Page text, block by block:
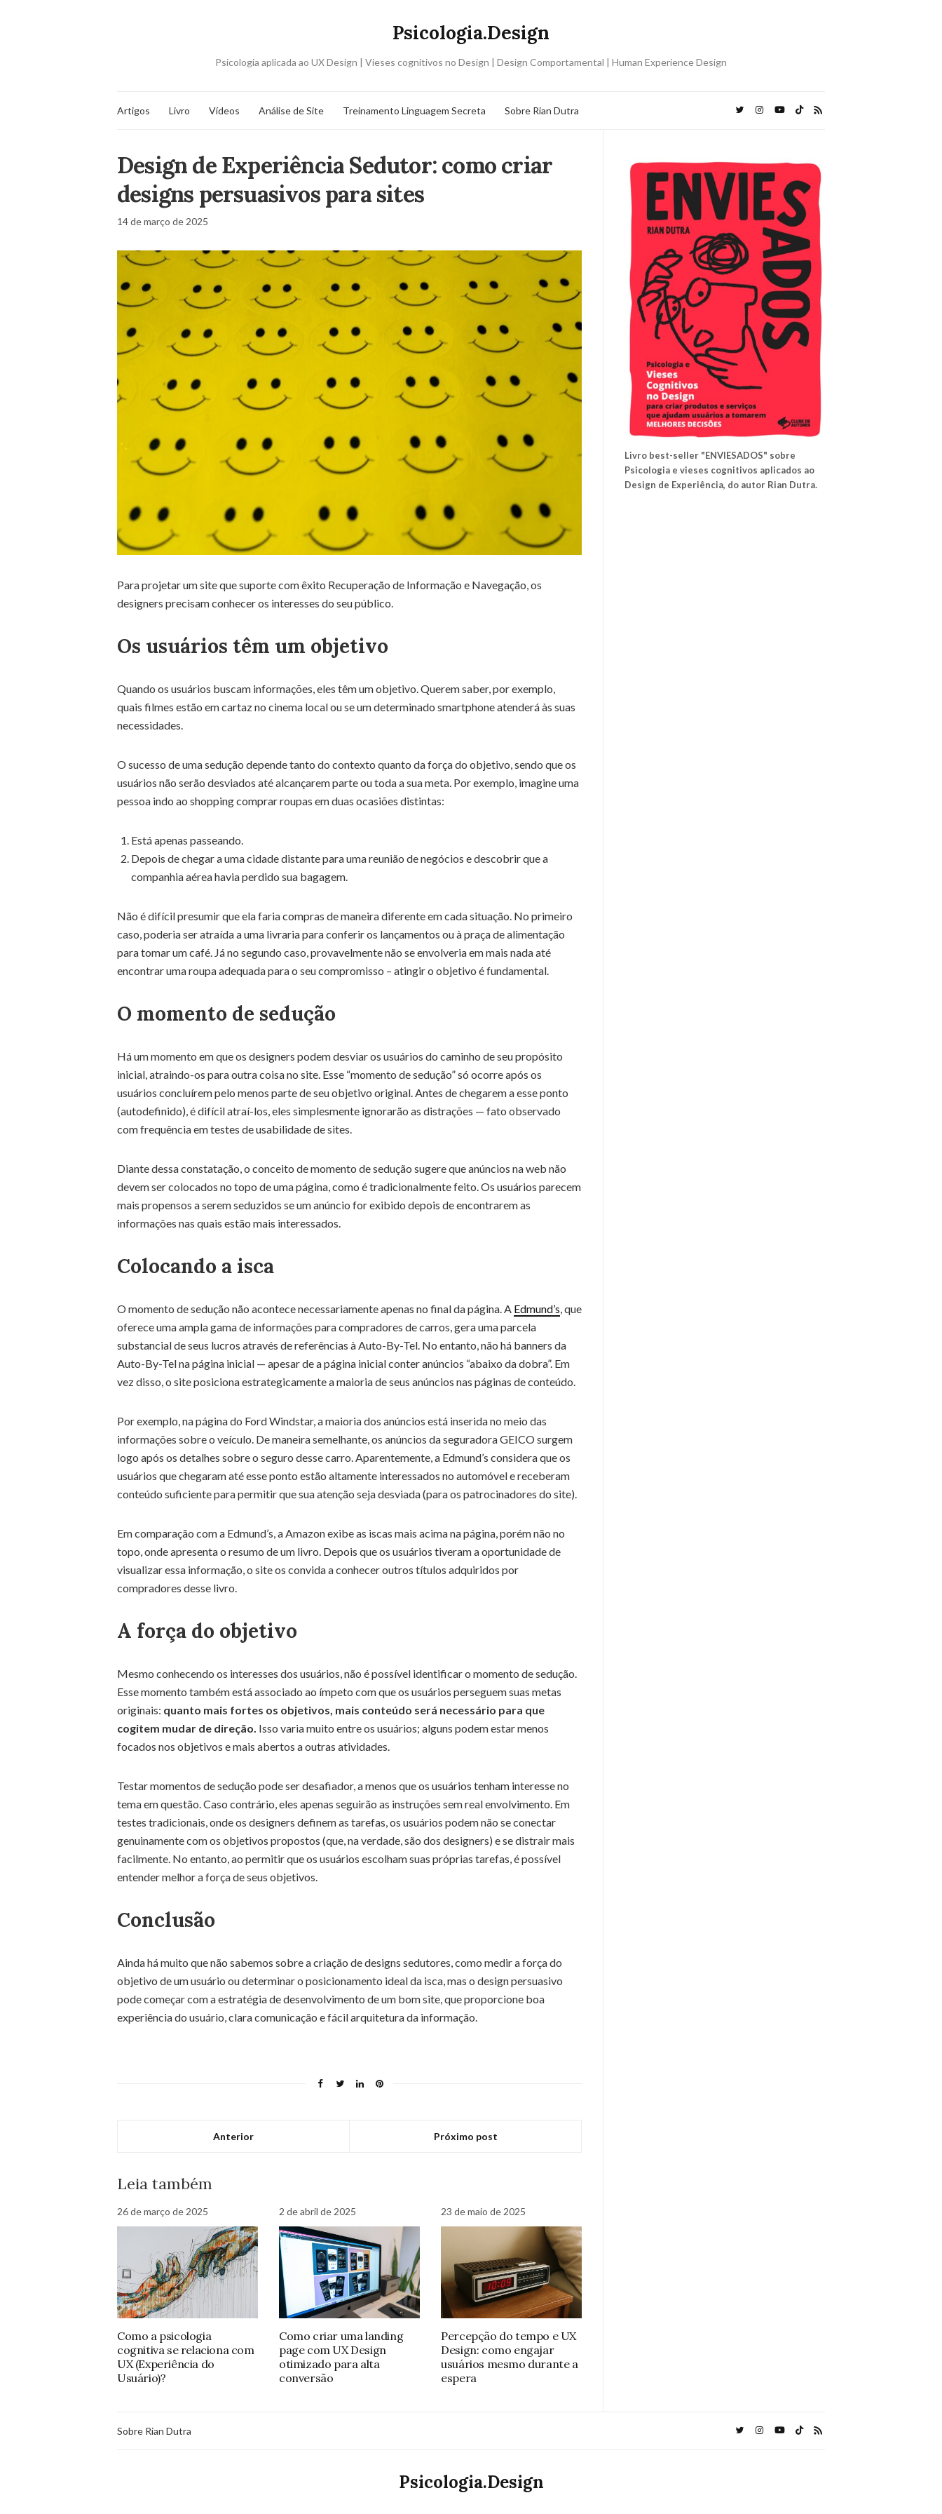
Psicologia.Design
Psicologia aplicada ao UX Design | Vieses cognitivos no Design | Design Comportamental | Human Experience Design
Artigos Livro Vídeos Análise de Site Treinamento Linguagem Secreta Sobre Rian Dutra
Design de Experiência Sedutor: como criar
designs persuasivos para sites
14 de março de 2025
Para projetar um site que suporte com êxito Recuperação de Informação e Navegação, os
designers precisam conhecer os interesses do seu público.
Os usuários têm um objetivo
Quando os usuários buscam informações, eles têm um objetivo. Querem saber, por exemplo,
quais filmes estão em cartaz no cinema local ou se um determinado smartphone atenderá às suas
necessidades.
O sucesso de uma sedução depende tanto do contexto quanto da força do objetivo, sendo que os
usuários não serão desviados até alcançarem parte ou toda a sua meta. Por exemplo, imagine uma
pessoa indo ao shopping comprar roupas em duas ocasiões distintas:
Está apenas passeando.
Depois de chegar a uma cidade distante para uma reunião de negócios e descobrir que a
companhia aérea havia perdido sua bagagem.
Não é difícil presumir que ela faria compras de maneira diferente em cada situação. No primeiro
caso, poderia ser atraída a uma livraria para conferir os lançamentos ou à praça de alimentação
para tomar um café. Já no segundo caso, provavelmente não se envolveria em mais nada até
encontrar uma roupa adequada para o seu compromisso – atingir o objetivo é fundamental.
O momento de sedução
Há um momento em que os designers podem desviar os usuários do caminho de seu propósito
inicial, atraindo-os para outra coisa no site. Esse “momento de sedução” só ocorre após os
usuários concluírem pelo menos parte de seu objetivo original. Antes de chegarem a esse ponto
(autodefinido), é difícil atraí-los, eles simplesmente ignorarão as distrações — fato observado
com frequência em testes de usabilidade de sites.
Diante dessa constatação, o conceito de momento de sedução sugere que anúncios na web não
devem ser colocados no topo de uma página, como é tradicionalmente feito. Os usuários parecem
mais propensos a serem seduzidos se um anúncio for exibido depois de encontrarem as
informações nas quais estão mais interessados.
Colocando a isca
O momento de sedução não acontece necessariamente apenas no final da página. A Edmund’s, que
oferece uma ampla gama de informações para compradores de carros, gera uma parcela
substancial de seus lucros através de referências à Auto-By-Tel. No entanto, não há banners da
Auto-By-Tel na página inicial — apesar de a página inicial conter anúncios “abaixo da dobra”. Em
vez disso, o site posiciona estrategicamente a maioria de seus anúncios nas páginas de conteúdo.
Por exemplo, na página do Ford Windstar, a maioria dos anúncios está inserida no meio das
informações sobre o veículo. De maneira semelhante, os anúncios da seguradora GEICO surgem
logo após os detalhes sobre o seguro desse carro. Aparentemente, a Edmund’s considera que os
usuários que chegaram até esse ponto estão altamente interessados ​​no automóvel e receberam
conteúdo suficiente para permitir que sua atenção seja desviada (para os patrocinadores do site).
Em comparação com a Edmund’s, a Amazon exibe as iscas mais acima na página, porém não no
topo, onde apresenta o resumo de um livro. Depois que os usuários tiveram a oportunidade de
visualizar essa informação, o site os convida a conhecer outros títulos adquiridos por
compradores desse livro.
A força do objetivo
Mesmo conhecendo os interesses dos usuários, não é possível identificar o momento de sedução.
Esse momento também está associado ao ímpeto com que os usuários perseguem suas metas
originais: quanto mais fortes os objetivos, mais conteúdo será necessário para que
cogitem mudar de direção. Isso varia muito entre os usuários; alguns podem estar menos
focados nos objetivos e mais abertos a outras atividades.
Testar momentos de sedução pode ser desafiador, a menos que os usuários tenham interesse no
tema em questão. Caso contrário, eles apenas seguirão as instruções sem real envolvimento. Em
testes tradicionais, onde os designers definem as tarefas, os usuários podem não se conectar
genuinamente com os objetivos propostos (que, na verdade, são dos designers) e se distrair mais
facilmente. No entanto, ao permitir que os usuários escolham suas próprias tarefas, é possível
entender melhor a força de seus objetivos.
Conclusão
Ainda há muito que não sabemos sobre a criação de designs sedutores, como medir a força do
objetivo de um usuário ou determinar o posicionamento ideal da isca, mas o design persuasivo
pode começar com a estratégia de desenvolvimento de um bom site, que proporcione boa
experiência do usuário, clara comunicação e fácil arquitetura da informação.
Anterior Próximo post
Leia também
26 de março de 2025
Como a psicologia
cognitiva se relaciona com
UX (Experiência do
Usuário)?
2 de abril de 2025
Como criar uma landing
page com UX Design
otimizado para alta
conversão
23 de maio de 2025
Percepção do tempo e UX
Design: como engajar
usuários mesmo durante a
espera
Livro best-seller "ENVIESADOS" sobre
Psicologia e vieses cognitivos aplicados ao
Design de Experiência, do autor Rian Dutra.
Sobre Rian Dutra
Psicologia.Design